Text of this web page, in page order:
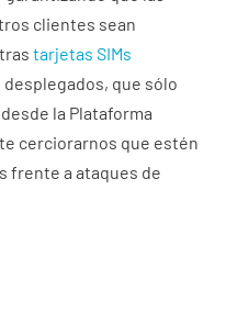
clientes sean
tarjetas SIMs
que sólo
la Plataforma
cerciorarnos que estén
frente a ataques de